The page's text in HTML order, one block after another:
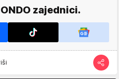
zajednici.